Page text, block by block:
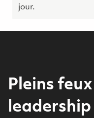
jour.
Pleins
leadership